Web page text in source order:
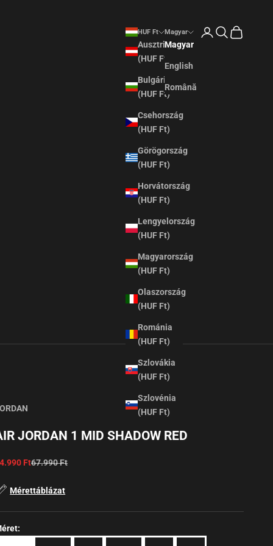
HUF Ft
Ausztria
(HUF Ft)
Bulgária
(HUF Ft)
Csehország
(HUF Ft)
Görögország
(HUF Ft)
Horvátország
(HUF Ft)
Lengyelország
(HUF Ft)
Magyarország
(HUF Ft)
Olaszország
(HUF Ft)
Románia
(HUF Ft)
Szlovákia
(HUF Ft)
Szlovénia
(HUF Ft)
Magyar
Magyar
English
Română
Bejelentkezés
Keresés
JORDAN 1 MID SHADOW RED
Ft67.990 Ft
Mérettáblázat